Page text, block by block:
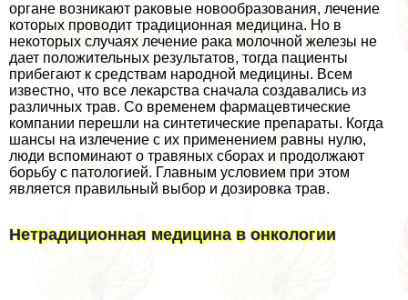
органе возникают paковые новообразования, лечение
которых проводит традиционная медицина. Но в
некоторых случаях лечение paка молочной железы не
дает положительных результатов, тогда пациенты
прибегают к средствам народной медицины. Всем
известно, что все лекарства сначала создавались из
различных трав. Со временем фармацевтические
компании перешли на синтетические препараты. Когда
шансы на излечение с их применением равны нулю,
люди вспоминают о травяных сборах и продолжают
борьбу с патологией. Главным условием при этом
является правильный выбор и дозировка трав.
Нетрадиционная медицина в oнкoлoгии